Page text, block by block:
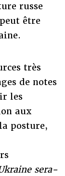
russe
être
très
de notes
les
aux
posture,
sera-